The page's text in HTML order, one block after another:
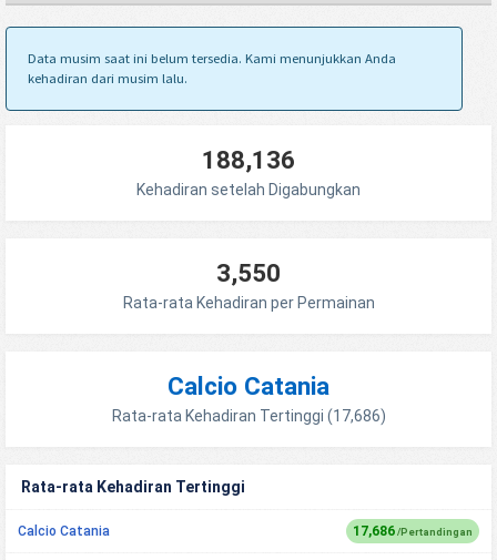
Data musim saat ini belum tersedia. Kami menunjukkan Anda
kehadiran dari musim lalu.
188,136
Kehadiran setelah Digabungkan
3,550
Rata-rata Kehadiran per Permainan
Calcio Catania
Rata-rata Kehadiran Tertinggi (17,686)
Rata-rata Kehadiran Tertinggi
Calcio Catania 17,686 /Pertandingan